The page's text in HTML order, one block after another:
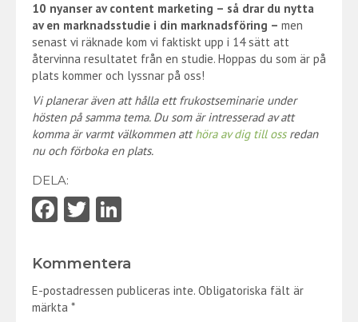
10 nyanser av content marketing – så drar du nytta
av en marknadsstudie i din marknadsföring – men
senast vi räknade kom vi faktiskt upp i 14 sätt att
återvinna resultatet från en studie. Hoppas du som är på
plats kommer och lyssnar på oss!
Vi planerar även att hålla ett frukostseminarie under
hösten på samma tema. Du som är intresserad av att
komma är varmt välkommen atthöra av dig till ossredan
nu och förboka en plats.
DELA:
Fa
b
o
o
T
itt
er
e
dI
Kommentera
E-postadressen publiceras inte. Obligatoriska fält är
märkta *